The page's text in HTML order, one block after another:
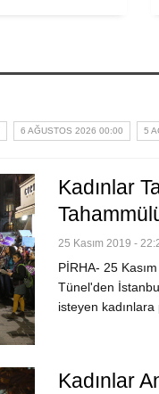
6 AĞUSTOS 2026 00:00 5
Kadınlar
25 Kasım 2019 -
PİRHA- 25
Tünel'den
isteyen
Kadınlar